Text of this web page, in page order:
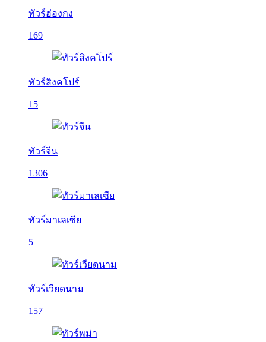
ทัวร์ฮ่องกง
169
ทัวร์สิงคโปร์
15
ทัวร์จีน
1306
ทัวร์มาเลเซีย
5
ทัวร์เวียดนาม
157